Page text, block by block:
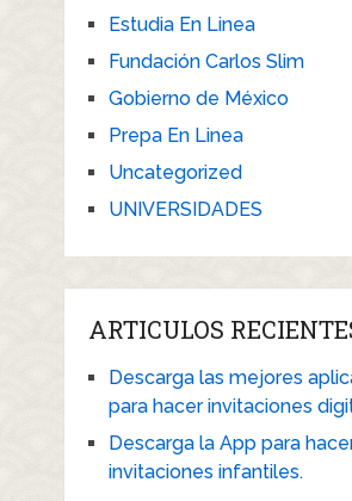
Estudia En Linea
Fundación Carlos Slim
Gobierno de México
Prepa En Linea
Uncategorized
UNIVERSIDADES
ARTICULOS
Descarga las mejores
para hacer invitaciones
Descarga la App para
invitaciones infantiles.